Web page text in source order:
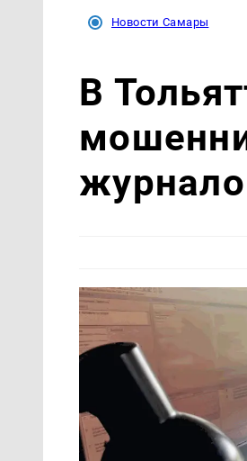
Новости Самары
В